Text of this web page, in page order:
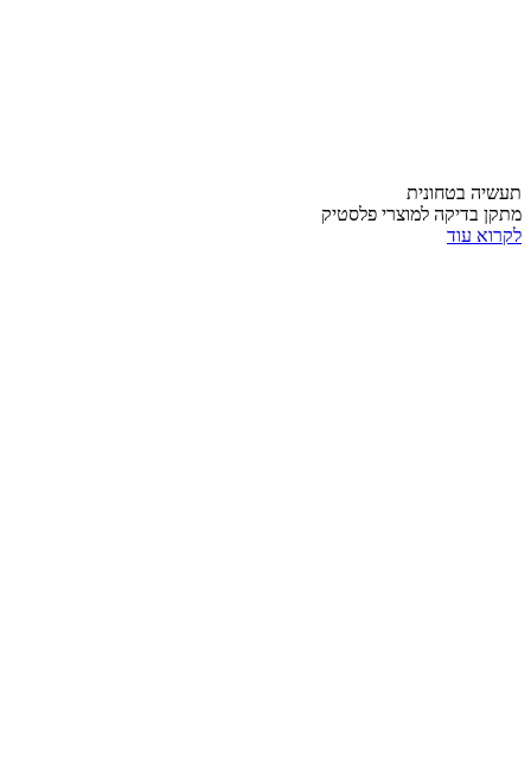
תעשיה בטחונית
מתקן בדיקה למוצרי פלסטיק
לקרוא עוד